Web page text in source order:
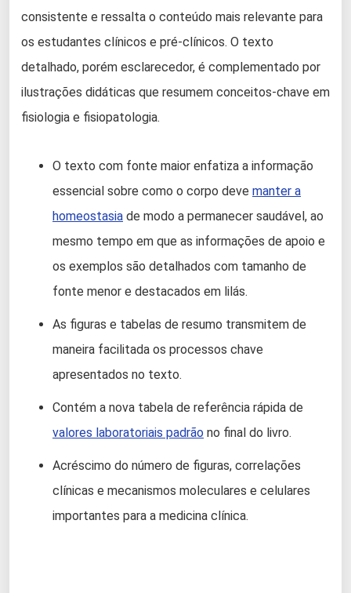
consistente e ressalta o conteúdo mais relevante para
os estudantes clínicos e pré-clínicos. O texto
detalhado, porém esclarecedor, é complementado por
ilustrações didáticas que resumem conceitos-chave em
fisiologia e fisiopatologia.
O texto com fonte maior enfatiza a informação
essencial sobre como o corpo deve manter a
homeostasia de modo a permanecer saudável, ao
mesmo tempo em que as informações de apoio e
os exemplos são detalhados com tamanho de
fonte menor e destacados em lilás.
As figuras e tabelas de resumo transmitem de
maneira facilitada os processos chave
apresentados no texto.
Contém a nova tabela de referência rápida de
valores laboratoriais padrão no final do livro.
Acréscimo do número de figuras, correlações
clínicas e mecanismos moleculares e celulares
importantes para a medicina clínica.